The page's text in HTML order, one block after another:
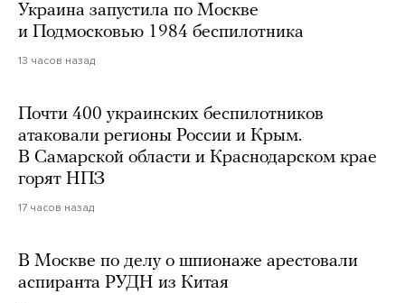
Украина запустила по Москве
и Подмосковью 1984 беспилотника
13 часов назад
Почти 400 украинских беспилотников
атаковали регионы России и Крым.
В Самарской области и Краснодарском крае
горят НПЗ
17 часов назад
В Москве по делу о шпионаже арестовали
аспиранта РУДН из Китая